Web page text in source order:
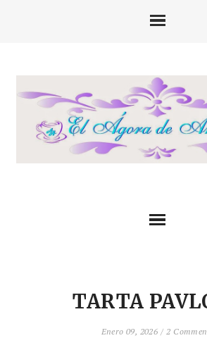
TARTA
Enero 09, 2026 / 2